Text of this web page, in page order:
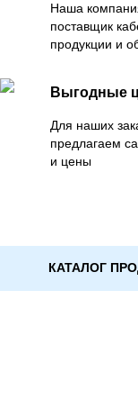
Наша
поставщик
продукции и
Выгодные
Для наших
предлагаем
и цены
КАТАЛОГ